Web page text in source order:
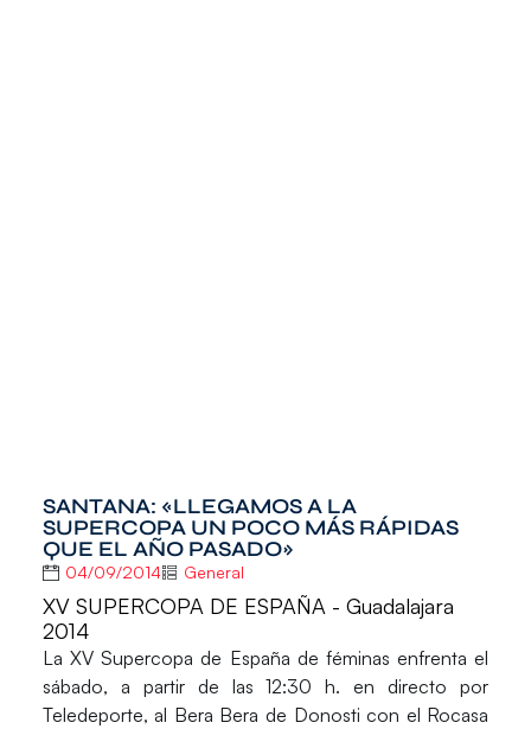
SANTANA: «LLEGAMOS A LA
SUPERCOPA UN POCO MÁS RÁPIDAS
QUE EL AÑO PASADO»
04/09/2014 General
XV SUPERCOPA DE ESPAÑA - Guadalajara
2014
La XV Supercopa de España de féminas enfrenta el
sábado, a partir de las 12:30 h. en directo por
Teledeporte, al Bera Bera de Donosti con el Rocasa